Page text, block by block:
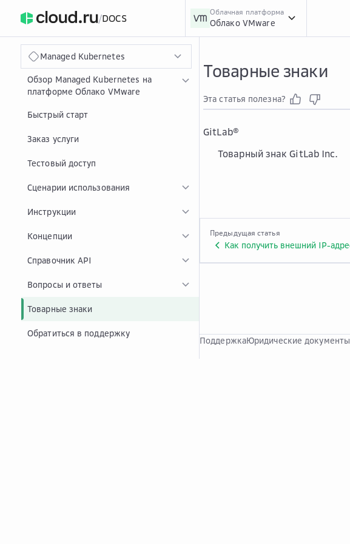
/DOCS
Облачная платформа
Облако VMware
Managed Kubernetes
Обзор Managed Kubernetes на
платформе Облако VMware
Быстрый старт
Заказ услуги
Тестовый доступ
Сценарии использования
Инструкции
Концепции
Справочник API
Вопросы и ответы
Товарные знаки
Обратиться в поддержку
Товарные знаки
Эта статья полезна?
GitLab®
Товарный знак GitLab Inc.
Предыдущая статья
ПоддержкаЮридические документы